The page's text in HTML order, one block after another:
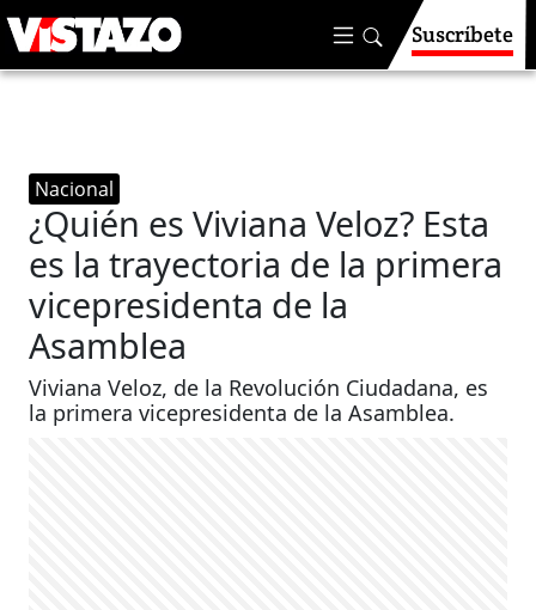
Suscríbete
Nacional
¿Quién es Viviana Veloz? Esta
es la trayectoria de la primera
vicepresidenta de la
Asamblea
Viviana Veloz, de la Revolución Ciudadana, es
la primera vicepresidenta de la Asamblea.